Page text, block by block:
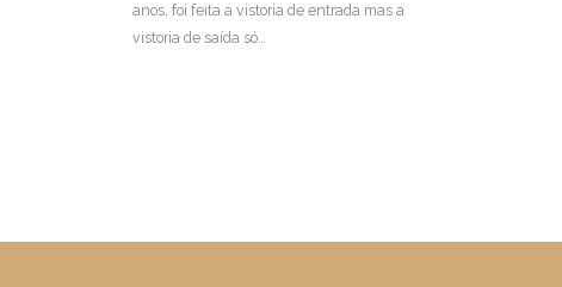
anos, foi feita a vistoria de entrada mas a
vistoria de saída só…